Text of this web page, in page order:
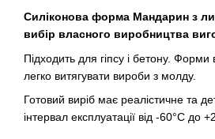
Силіконова форма Мандарин з
вибір власного виробництва
Підходить для гіпсу і бетону. Форми
легко витягувати вироби з молду.
Готовий виріб має реалістичне та
інтервал експлуатації від -60°C до